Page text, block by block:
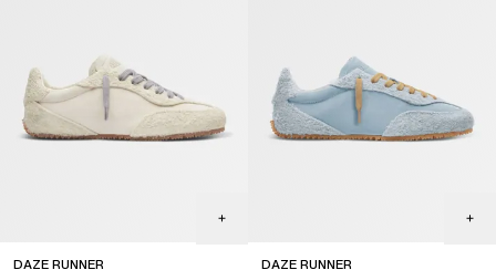
DAZE RUNNER DAZE RUNNER